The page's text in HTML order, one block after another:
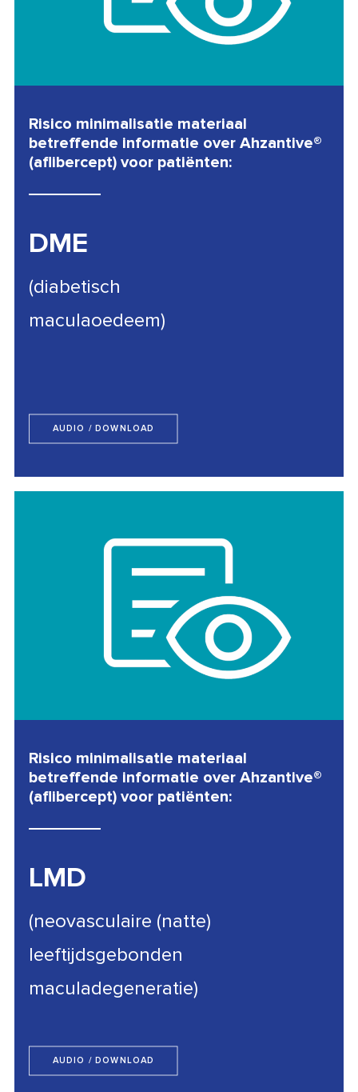
Risico minimalisatie materiaal
betreffende informatie over Ahzantive®
(aflibercept) voor patiënten:
DME
(diabetisch
maculaoedeem)
AUDIO / DOWNLOAD
Risico minimalisatie materiaal
betreffende informatie over Ahzantive®
(aflibercept) voor patiënten:
LMD
(neovasculaire (natte)
leeftijdsgebonden
maculadegeneratie)
AUDIO / DOWNLOAD